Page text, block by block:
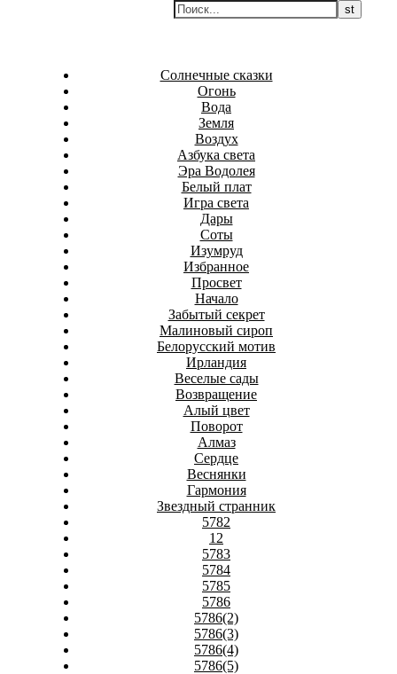
Солнечные сказки
Огонь
Вода
Земля
Воздух
Азбука света
Эра Водолея
Белый плат
Игра света
Дары
Соты
Изумруд
Избранное
Просвет
Начало
Забытый секрет
Малиновый сироп
Белорусский мотив
Ирландия
Веселые сады
Возвращение
Алый цвет
Поворот
Алмаз
Сердце
Веснянки
Гармония
Звездный странник
5782
12
5783
5784
5785
5786
5786(2)
5786(3)
5786(4)
5786(5)